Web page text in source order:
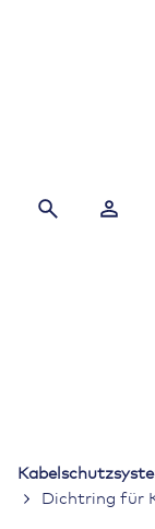
Dichtring für